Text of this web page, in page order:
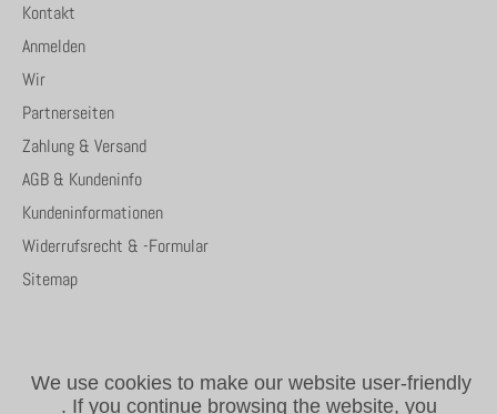
Kontakt
Anmelden
Wir
Partnerseiten
Zahlung & Versand
AGB & Kundeninfo
Kundeninformationen
Widerrufsrecht & -Formular
Sitemap
We use cookies to make our website user-friendly
. If you continue browsing the website, you